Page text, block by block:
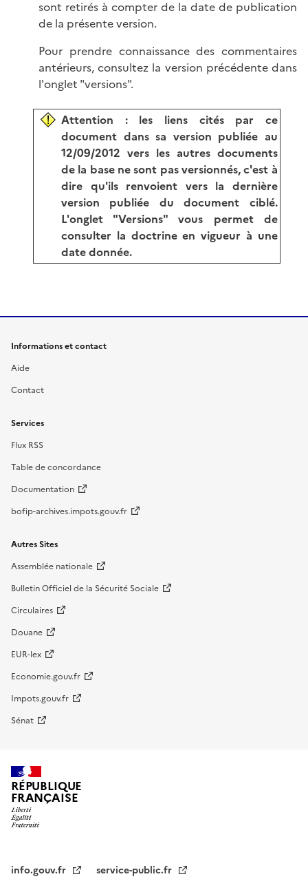
sont retirés à compter de la date de publication
de la présente version.
Pour prendre connaissance des commentaires
antérieurs, consultez la version précédente dans
l'onglet "versions".
Attention : les liens cités par ce
document dans sa version publiée au
12/09/2012 vers les autres documents
de la base ne sont pas versionnés, c'est à
dire qu'ils renvoient vers la dernière
version publiée du document ciblé.
L'onglet "Versions" vous permet de
consulter la doctrine en vigueur à une
date donnée.
Informations et contact
Aide
Contact
Services
Flux RSS
Table de concordance
Documentation
bofip-archives.impots.gouv.fr
Autres Sites
Assemblée nationale
Bulletin Officiel de la Sécurité Sociale
Circulaires
Douane
EUR-lex
Economie.gouv.fr
Impots.gouv.fr
Sénat
RÉPUBLIQUE
FRANÇAISE
info.gouv.fr service-public.fr